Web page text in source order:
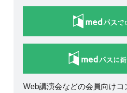
Web講演会などの会員向けコ